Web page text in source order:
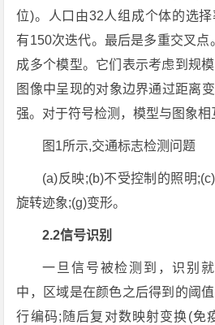
位)。人口由32人组成个体的选
有150次迭代。最后是多重交叉点
成多个模型。它们表示考虑到规
图像中呈现的对象边界通过距离
强。对于符号检测，模型与图象相
图1所示,交通标志检测问题
(a)反映;(b)不受控制的照明
旋转迹象;(g)变形。
2.2信号识别
一旦信号被检测到，识别
中，区域是在颜色之后得到的阈
行编码;随后复对数映射变换(免